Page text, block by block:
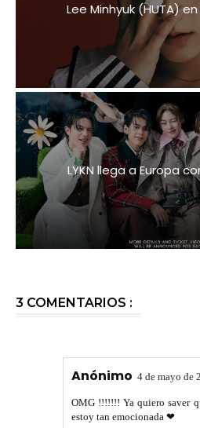
Lee Minhyuk (HUTA)
LYKN llega a Europa
3 COMENTARIOS :
Anónimo 4 de mayo de
OMG !!!!!!! Ya quiero saver
estoy tan emocionada ❤